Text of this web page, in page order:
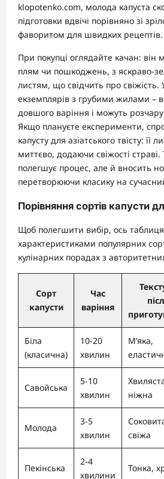
klopotenko.com, молода капуста
підготовки вдвічі порівняно зі
фаворитом для швидких рецептів.
При покупці оглядайте качан: він
плям чи пошкоджень, з яскраво-
листям, що свідчить про свіжість.
екземплярів з грубими жилами –
довшого варіння і можуть
Якщо плануєте експерименти,
капусту для азіатського твісту: її
миттєво, додаючи свіжості
полегшує процес, але й вносить
перетворюючи класику на
Порівняння сортів капусти
Щоб полегшити вибір, ось
характеристиками популярних
кулінарних порадах з
Сорт
капусти
Час
варіння
Біла
(класична)
10-20
хвилин
М’яка,
Савойська
5-10
хвилин
ніжна
Молода
3-5
хвилин
свіжа
Пекінська
2-4
хвилини
Тонка,